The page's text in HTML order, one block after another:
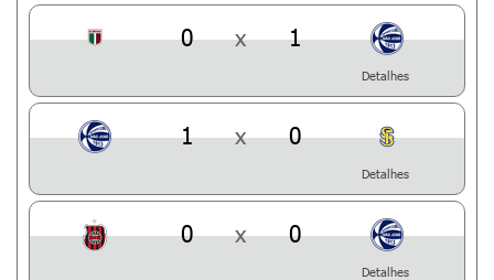
0 x 1
Detalhes
1 x 0
Detalhes
0 x 0
Detalhes